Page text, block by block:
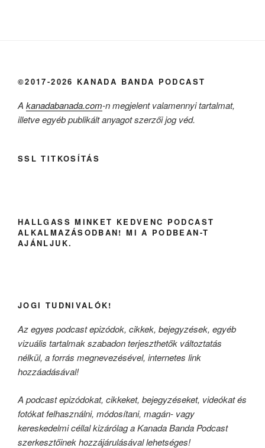
©2017-2026 KANADA BANDA PODCAST
A kanadabanada.com-n megjelent valamennyi tartalmat,
illetve egyéb publikált anyagot szerzői jog véd.
SSL TITKOSÍTÁS
HALLGASS MINKET KEDVENC PODCAST
ALKALMAZÁSODBAN! MI A PODBEAN-T
AJÁNLJUK.
JOGI TUDNIVALÓK!
Az egyes podcast epizódok, cikkek, bejegyzések, egyéb
vizuális tartalmak szabadon terjeszthetők változtatás
nélkül, a forrás megnevezésével, internetes link
hozzáadásával!
A podcast epizódokat, cikkeket, bejegyzéseket, videókat és
fotókat felhasználni, módosítani, magán- vagy
kereskedelmi céllal kizárólag a Kanada Banda Podcast
szerkesztőinek hozzájárulásával lehetséges!